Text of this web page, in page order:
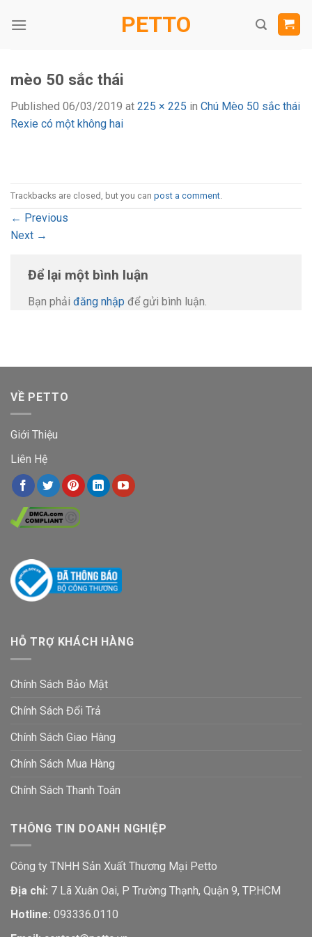
PETTO
mèo 50 sắc thái
Published 06/03/2019 at 225 × 225 in Chú Mèo 50 sắc thái
Rexie có một không hai
Trackbacks are closed, but you can post a comment
← Previous
Next →
Để lại một bình luận
Bạn phải đăng nhập để gửi bình luận.
VỀ PETTO
Giới Thiệu
Liên Hệ
HỖ TRỢ KHÁCH HÀNG
Chính Sách Bảo Mật
Chính Sách Đổi Trả
Chính Sách Giao Hàng
Chính Sách Mua Hàng
Chính Sách Thanh Toán
THÔNG TIN DOANH NGHIỆP
Công ty TNHH Sản Xuất Thương Mại Petto
Địa chỉ: 7 Lã Xuân Oai, P Trường Thạnh, Quận 9, TP.HCM
Hotline: 093336.0110